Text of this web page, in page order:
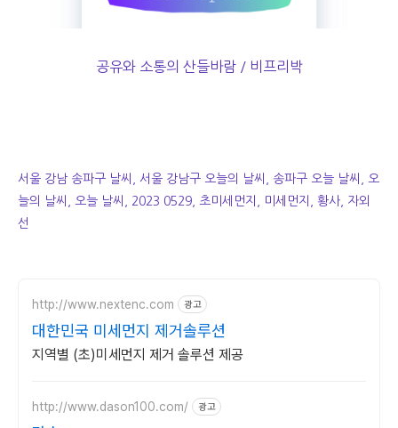
공유와 소통의 산들바람 / 비프리박
서울 강남 송파구 날씨, 서울 강남구 오늘의 날씨, 송파구 오늘 날씨, 오
늘의 날씨, 오늘 날씨, 2023 0529, 초미세먼지, 미세먼지, 황사, 자외
선
http://www.nextenc.com 광고
대한민국 미세먼지 제거솔루션
지역별 (초)미세먼지 제거 솔루션 제공
http://www.dason100.com/ 광고